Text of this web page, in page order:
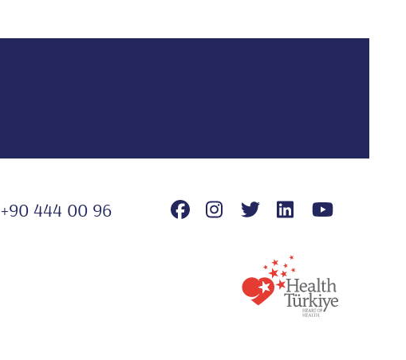
+90 444 00 96